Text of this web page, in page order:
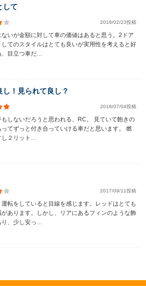
して
2019/02/23投稿
いが金額に対して車の価値はあると思う。2ドア
てのスタイルはとても良いが実用性を考えると好
、目立つ車だ…
し！見られて良し？
2018/07/04投稿
しないだろうと思われる、RC。 見ていて飽きの
てずっと付き合っていける車だと思います。 燃
し２リット…
2017/09/11投稿
転をしていると目線を感じます。レッドはとても
あります。しかし、リアにあるフィンのような飾
り、少し安っ…